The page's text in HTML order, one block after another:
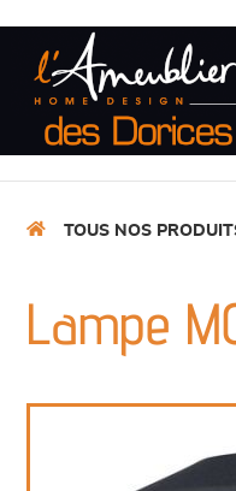
TOUS NOS
Lampe